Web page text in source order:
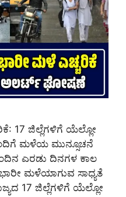
17 ಜಿಲ್ಲೆಗಳಿಗೆ ಯೆಲ್ಲೋ
ಮಳೆಯ ಮುನ್ಸೂಚನೆ
ಎರಡು ದಿನಗಳ ಕಾಲ
ಮಳೆಯಾಗುವ ಸಾಧ್ಯತೆ
17 ಜಿಲ್ಲೆಗಳಿಗೆ ಯೆಲ್ಲೋ